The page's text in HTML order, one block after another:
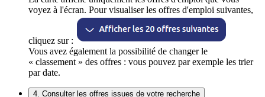
voyez à l'écran. Pour visualiser les offres d'emploi suivantes,
cliquez sur :
Vous avez également la possibilité de changer le
« classement » des offres : vous pouvez par exemple les trier
par date.
4. Consulter les offres issues de votre recherche